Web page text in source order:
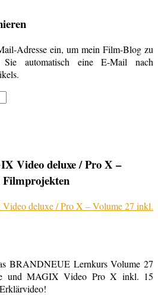
Adresse ein, um mein Film-Blog zu
Sie automatisch eine E-Mail nach
Video deluxe / Pro X –
Filmprojekten
BRANDNEUE Lernkurs Volume 27
und MAGIX Video Pro X inkl. 15